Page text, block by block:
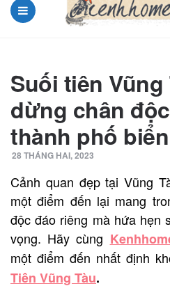
Suối tiên
dừng chân
thành phố biển
28 THÁNG HAI, 2023
Cảnh quan đẹp tại Vũng
một điểm đến lại mang
độc đáo riêng mà hứa hẹn
vọng. Hãy cùng
một điểm đến nhất định
Tiên Vũng Tàu.